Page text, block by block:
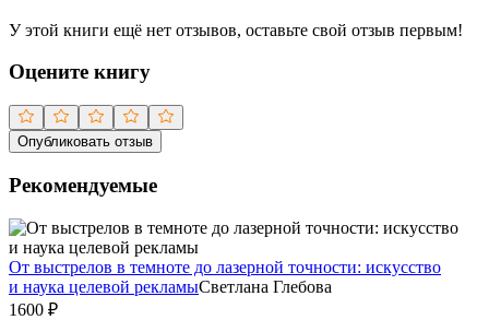
У этой книги ещё нет отзывов, оставьте свой отзыв первым!
Оцените книгу
Опубликовать отзыв
Рекомендуемые
От выстрелов в темноте до лазерной точности: искусство
и наука целевой рекламыСветлана Глебова
1600 ₽